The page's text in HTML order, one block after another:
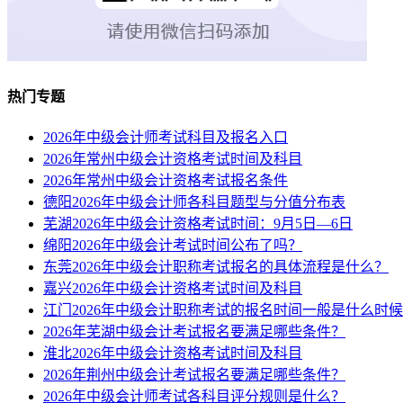
热门专题
2026年中级会计师考试科目及报名入口
2026年常州中级会计资格考试时间及科目
2026年常州中级会计资格考试报名条件
德阳2026年中级会计师各科目题型与分值分布表
芜湖2026年中级会计资格考试时间：9月5日—6日
绵阳2026年中级会计考试时间公布了吗？
东莞2026年中级会计职称考试报名的具体流程是什么？
嘉兴2026年中级会计资格考试时间及科目
江门2026年中级会计职称考试的报名时间一般是什么时
2026年芜湖中级会计考试报名要满足哪些条件？
淮北2026年中级会计资格考试时间及科目
2026年荆州中级会计考试报名要满足哪些条件？
2026年中级会计师考试各科目评分规则是什么？